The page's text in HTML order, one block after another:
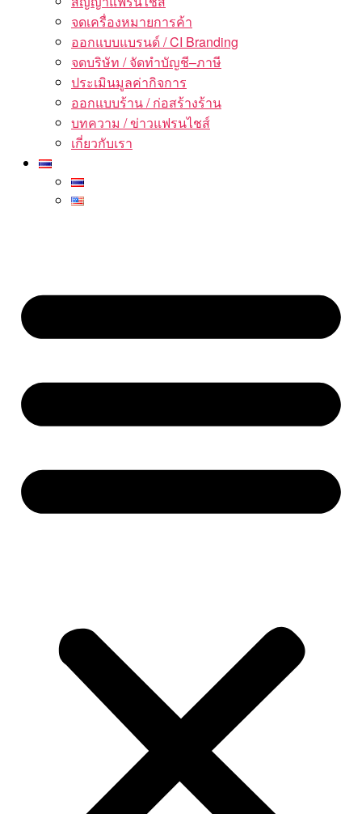
จดเครื่องหมายการค้า
ออกแบบแบรนด์ / CI Branding
จดบริษัท / จัดทำบัญชี–ภาษี
ประเมินมูลค่ากิจการ
ออกแบบร้าน / ก่อสร้างร้าน
บทความ / ข่าวแฟรนไชส์
เกี่ยวกับเรา